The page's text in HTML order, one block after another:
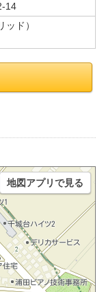
14
ド）
地図アプリで見る